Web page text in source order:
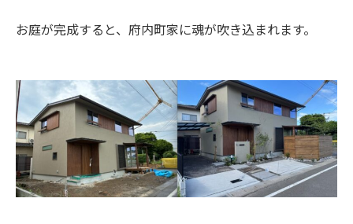
お庭が完成すると、府内町家に魂が吹き込まれます。